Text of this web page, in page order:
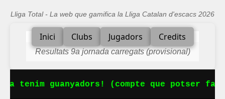
Lliga Total - La web que gamifica la Lliga Catalan d'escacs 2026
Inici Clubs Jugadors Credits
Resultats 9a jornada carregats (provisional)
tenim guanyadors! (compte que potser